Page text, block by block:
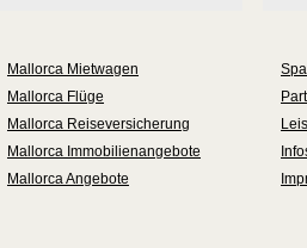
Mallorca Mietwagen
Mallorca Flüge
Mallorca Reiseversicherung
Mallorca Immobilienangebote
Mallorca Angebote